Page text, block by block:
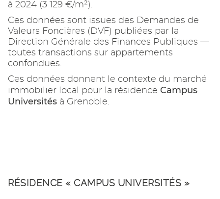
à 2024 (3 129 €/m²).
Ces données sont issues des Demandes de
Valeurs Foncières (DVF) publiées par la
Direction Générale des Finances Publiques —
toutes transactions sur appartements
confondues.
Ces données donnent le contexte du marché
immobilier local pour la résidence Campus
Universités à Grenoble.
RÉSIDENCE « CAMPUS UNIVERSITÉS »